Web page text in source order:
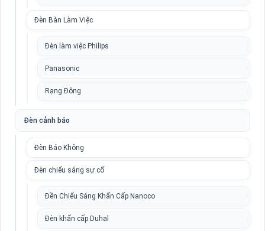
Đèn Bàn Làm Việc
Đèn làm việc Philips
Panasonic
Rạng Đông
Đèn cảnh báo
Đèn Báo Không
Đèn chiếu sáng sự cố
Đền Chiếu Sáng Khẩn Cấp Nanoco
Đèn khẩn cấp Duhal